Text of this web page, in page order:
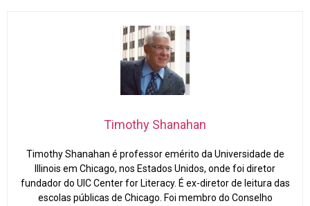
Timothy Shanahan
Timothy Shanahan é professor emérito da Universidade de
Illinois em Chicago, nos Estados Unidos, onde foi diretor
fundador do UIC Center for Literacy. É ex-diretor de leitura das
escolas públicas de Chicago. Foi membro do Conselho